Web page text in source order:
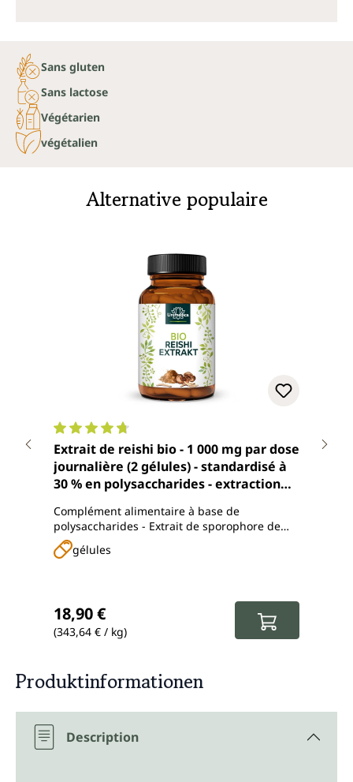
Sans gluten
Sans lactose
Végétarien
végétalien
Alternative populaire
Note moyenne de 4.7 sur 5 étoiles
Extrait de reishi bio - 1 000 mg par dose
journalière (2 gélules) - standardisé à
30 % en polysaccharides - extraction
Complément alimentaire à base de
polysaccharides - Extrait de sporophore de
Reishi issu d'une agriculture biologique
contrôlée
gélules
18,90 €
(343,64 € / kg)
Produktinformationen
Description